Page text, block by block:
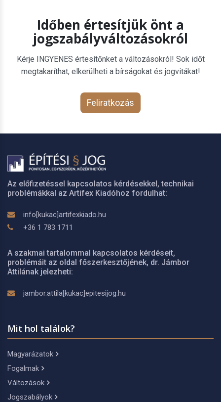
Időben értesítjük önt a
jogszabályváltozásokról
Kérje INGYENES értesítőnket a változásokról! Sok időt
megtakaríthat, elkerülheti a bírságokat és jogvitákat!
Feliratkozás
Az előfizetéssel kapcsolatos kérdésekkel, technikai
problémákkal az Artifex Kiadóhoz fordulhat:
info[kukac]artifexkiado.hu
+36 1 783 1711
A szakmai tartalommal kapcsolatos kérdéseit,
problémáit az oldal főszerkesztőjének, dr. Jámbor
Attilának jelezheti:
jambor.attila[kukac]epitesijog.hu
Mit hol találok?
Magyarázatok
Fogalmak
Változások
Jogszabályok